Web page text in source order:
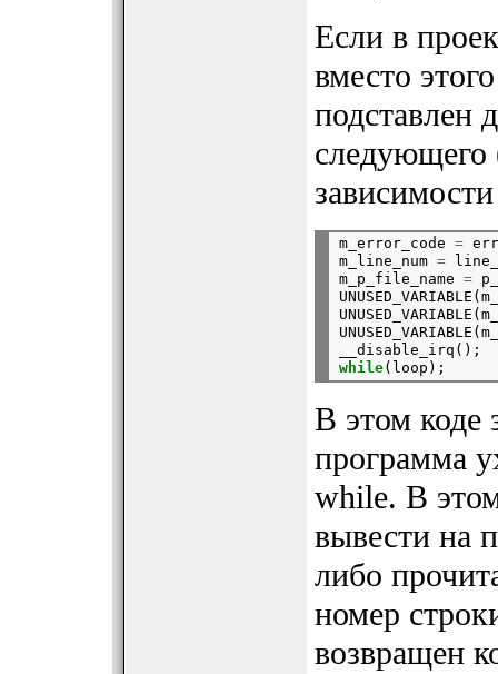
Если в
вместо
подставлен
следующего
m_error_code =
m_line_num =
m_p_file_name =
__disable_irq();
while
В этом коде
программа
while. В
вывести на
либо
номер
возвращен